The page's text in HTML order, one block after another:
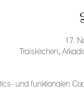
17.
Traiskirchen,
und funktionalen